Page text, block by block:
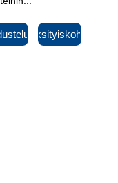
Yksityiskohta